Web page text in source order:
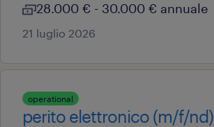
28.000 € - 30.000 € annuale
21 luglio 2026
operational
perito elettronico (m/f/nd)